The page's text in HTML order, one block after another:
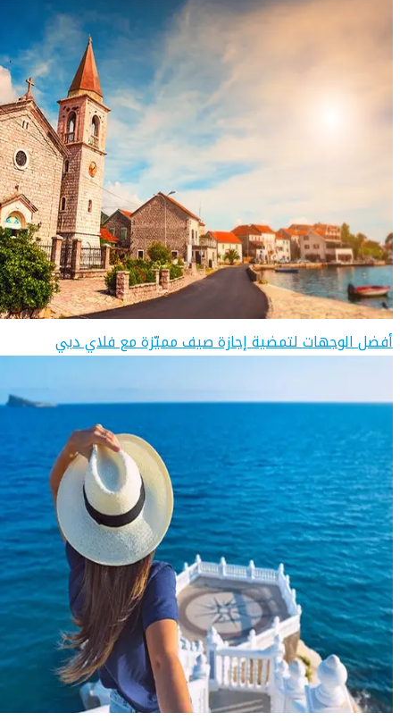
أفضل الوجهات لتمضية إجازة صيف مميّزة مع فلاي دبي